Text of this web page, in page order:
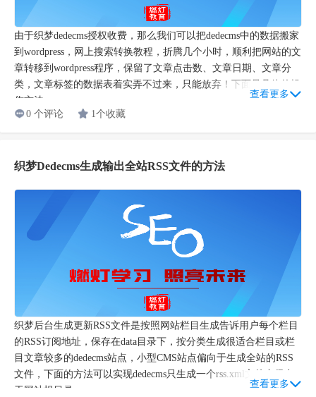
由于织梦dedecms授权收费，那么我们可以把dedecms中的数据搬家
到wordpress，网上搜索转换教程，折腾几个小时，顺利把网站的文
章转移到wordpress程序，保留了文章点击数、文章日期、文章分
类，文章标签的数据表着实弄不过来，只能放弃！下面是具体的操
作方法，...
查看更多
0 个评论
1个收藏
织梦Dedecms生成输出全站RSS文件的方法
织梦后台生成更新RSS文件是按照网站栏目生成告诉用户每个栏目
的RSS订阅地址，保存在data目录下，按分类生成很适合栏目或栏
目文章较多的dedecms站点，小型CMS站点偏向于生成全站的RSS
文件，下面的方法可以实现dedecms只生成一个rss.xml文件夹保存
于网站根目录...
查看更多